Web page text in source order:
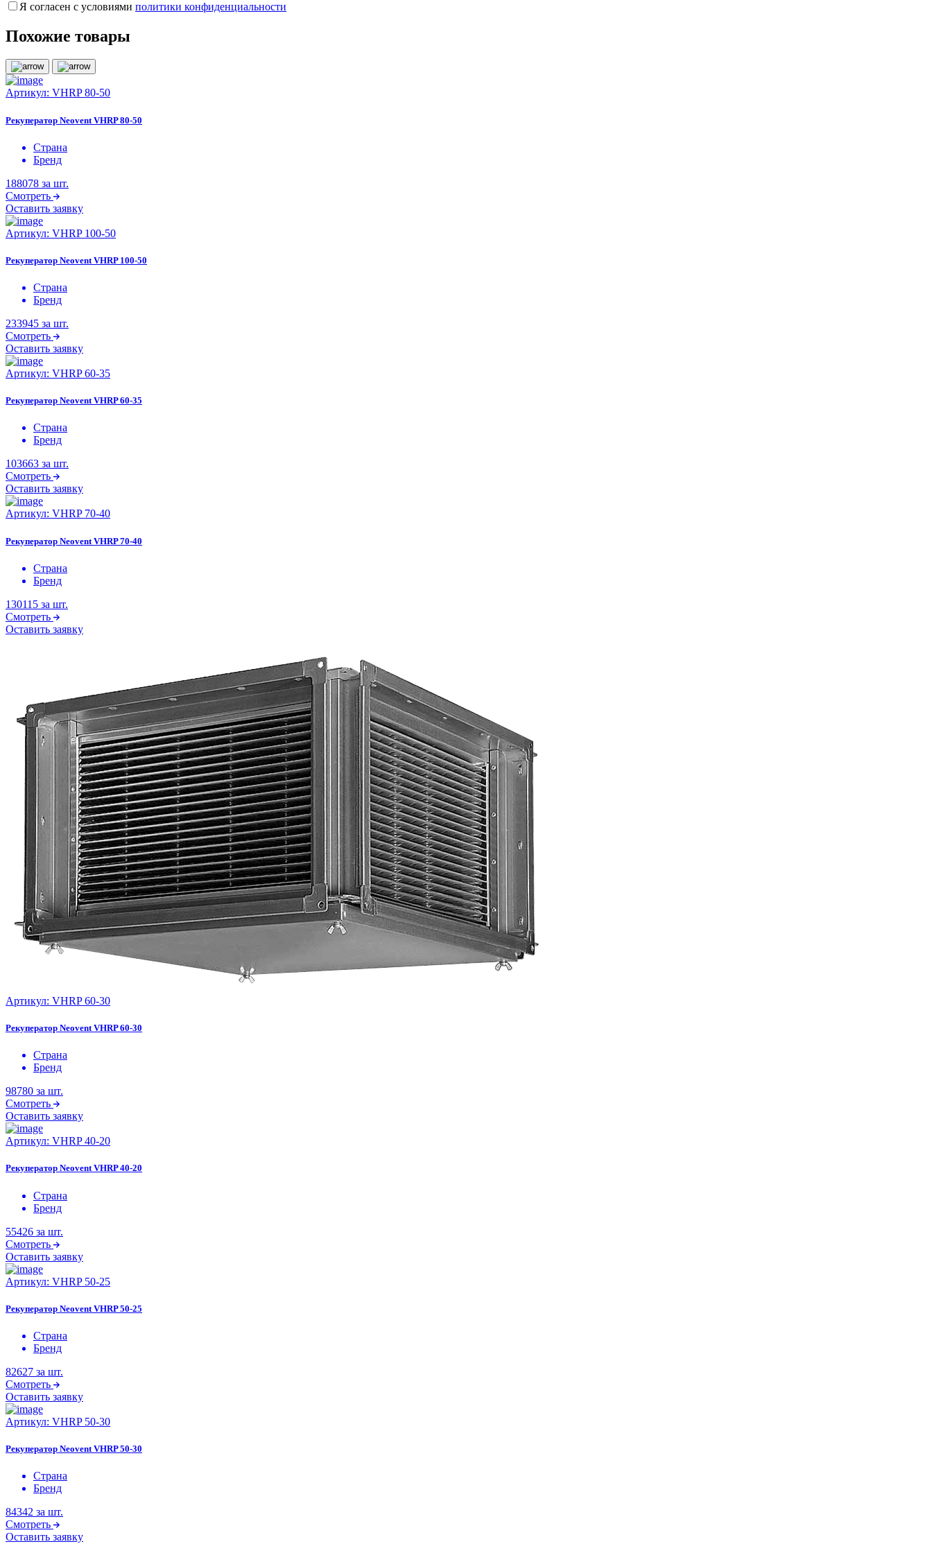
Я согласен с условиями политики конфиденциальности
Похожие товары
Артикул: VHRP 80-50
Рекуператор Neovent VHRP 80-50
Страна
Бренд
188078 за шт.
Смотреть
Оставить заявку
Артикул: VHRP 100-50
Рекуператор Neovent VHRP 100-50
Страна
Бренд
233945 за шт.
Смотреть
Оставить заявку
Артикул: VHRP 60-35
Рекуператор Neovent VHRP 60-35
Страна
Бренд
103663 за шт.
Смотреть
Оставить заявку
Артикул: VHRP 70-40
Рекуператор Neovent VHRP 70-40
Страна
Бренд
130115 за шт.
Смотреть
Оставить заявку
Артикул: VHRP 60-30
Рекуператор Neovent VHRP 60-30
Страна
Бренд
98780 за шт.
Смотреть
Оставить заявку
Артикул: VHRP 40-20
Рекуператор Neovent VHRP 40-20
Страна
Бренд
55426 за шт.
Смотреть
Оставить заявку
Артикул: VHRP 50-25
Рекуператор Neovent VHRP 50-25
Страна
Бренд
82627 за шт.
Смотреть
Оставить заявку
Артикул: VHRP 50-30
Рекуператор Neovent VHRP 50-30
Страна
Бренд
84342 за шт.
Смотреть
Оставить заявку